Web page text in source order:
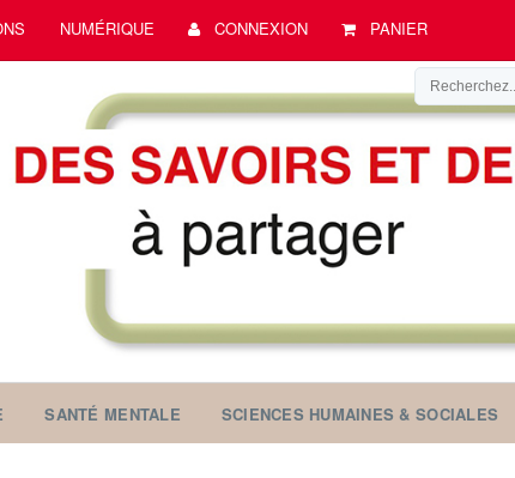
NUMÉRIQUE CONNEXION PANIER
SANTÉ MENTALE SCIENCES HUMAINES & SOCIALES